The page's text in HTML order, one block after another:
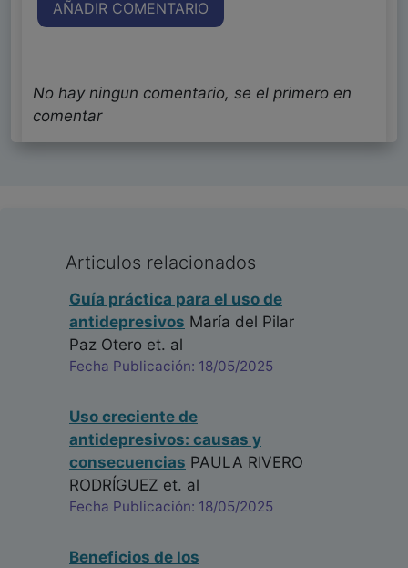
AÑADIR COMENTARIO
No hay ningun comentario, se el primero en
comentar
Articulos relacionados
Guía práctica para el uso de
antidepresivos María del Pilar
Paz Otero et. al
Fecha Publicación: 18/05/2025
Uso creciente de
antidepresivos: causas y
consecuencias PAULA RIVERO
RODRÍGUEZ et. al
Fecha Publicación: 18/05/2025
Beneficios de los